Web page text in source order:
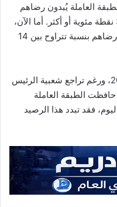
العاملة يُبدون رضاهم
عن إدارته للاقتصاد بفارق يصل إلى 30 نقطة مئوية أو أكثر. أما الآن،
فتُظهر استطلاعات الرأي الأخيرة عدم رضاهم بنسبة تتراوح بين 14
في انتخابات التجديد النصفي لعام 2018، ورغم تراجع شعبية الرئيس
الطبقة العاملة
فقد تبدد هذا الرصيد